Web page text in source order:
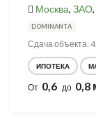
Москва, ЗАО,
DOMINANTA
Сдача объекта:
ИПОТЕКА
От 0,6 до 0,8